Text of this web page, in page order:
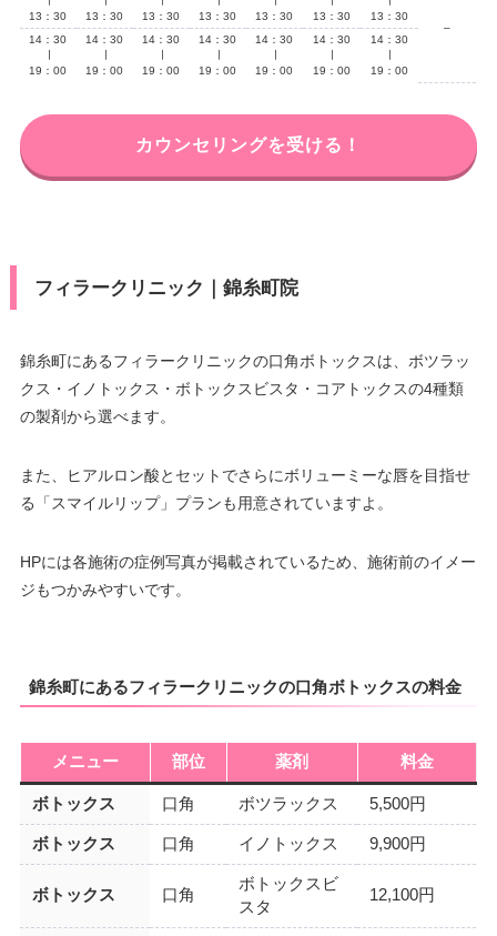
13：30
13：30
13：30
13：30
13：30
13：30
13：30
–
14：30
19：00
14：30
19：00
14：30
19：00
14：30
19：00
14：30
19：00
14：30
19：00
14：30
19：00
カウンセリングを受ける！
フィラークリニック｜錦糸町院
錦糸町にあるフィラークリニックの口角ボトックスは、ボツラッ
クス・イノトックス・ボトックスビスタ・コアトックスの4種類
の製剤から選べます。
また、ヒアルロン酸とセットでさらにボリューミーな唇を目指せ
る「スマイルリップ」プランも用意されていますよ。
HPには各施術の症例写真が掲載されているため、施術前のイメー
ジもつかみやすいです。
錦糸町にあるフィラークリニックの口角ボトックスの料金
メニュー 部位 薬剤 料金
ボトックス 口角 ボツラックス 5,500円
ボトックス 口角 イノトックス 9,900円
ボトックス 口角
ボトックスビ
スタ
12,100円